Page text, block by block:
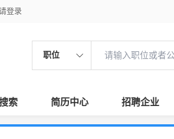
登录
职位
索 简历中心 招聘企业